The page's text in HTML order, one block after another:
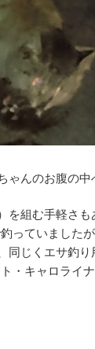
ゃんのお腹の中
を組む手軽さも
っていました
同じくエサ釣
・キャロライ